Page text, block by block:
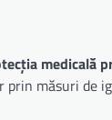
medicală
măsuri de